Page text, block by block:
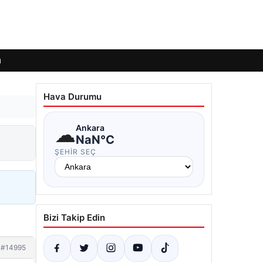
#14995
Hava Durumu
☁Ankara
NaN°C
ŞEHIR SEÇ
Bizi Takip Edin